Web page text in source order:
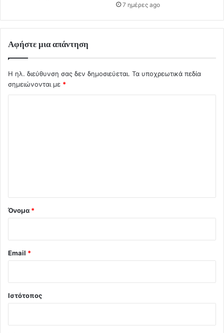
7 ημέρες ago
Αφήστε μια απάντηση
Η ηλ. διεύθυνση σας δεν δημοσιεύεται. Τα υποχρεωτικά πεδία
σημειώνονται με *
Όνομα *
Email *
Ιστότοπος